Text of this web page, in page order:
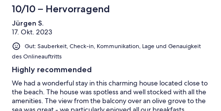
10/10 – Hervorragend
Jürgen S.
17. Okt. 2023
Gut: Sauberkeit, Check-in, Kommunikation, Lage und Genauigkeit
des Onlineauftritts
Highly recommended
We had a wonderful stay in this charming house located close to
the beach. The house was spotless and well stocked with all the
amenities. The view from the balcony over an olive grove to the